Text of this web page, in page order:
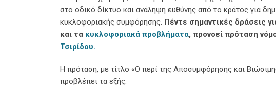
στο οδικό δίκτυο και ανάληψη ευθύνης από το κράτος για
κυκλοφοριακής συμφόρησης. Πέντε σημαντικές δράσεις
και τα κυκλοφοριακά προβλήματα, προνοεί πρόταση
Τσιρίδου.
Η πρόταση, με τίτλο «Ο περί της Αποσυμφόρησης και
προβλέπει τα εξής: